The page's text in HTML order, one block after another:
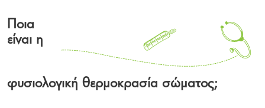
Ποια
είναι η
φυσιολογική θερμοκρασία σώματος;